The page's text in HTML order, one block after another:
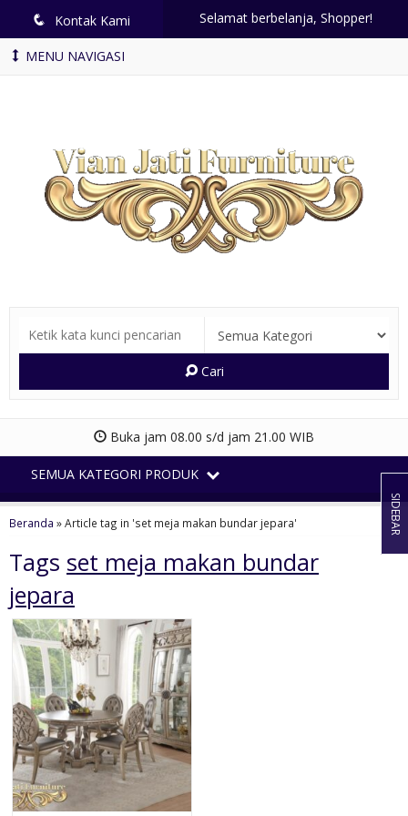
q Kontak Kami Selamat berbelanja, Shopper!
MENU NAVIGASI
Cari
Buka jam 08.00 s/d jam 21.00 WIB
SEMUA KATEGORI PRODUK
Beranda »Article tag in 'set meja makan bundar jepara'
Tags set meja makan bundar
jepara
SIDEBAR